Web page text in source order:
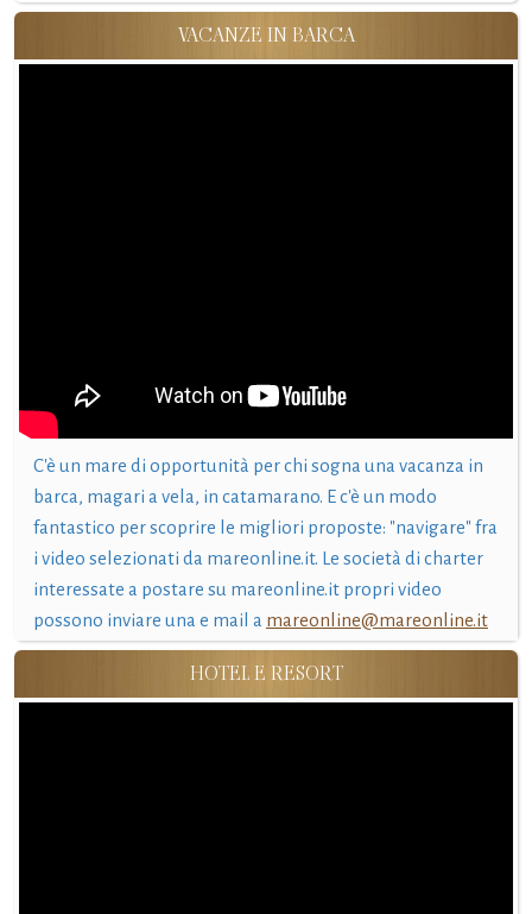
VACANZE IN BARCA
C'è un mare di opportunità per chi sogna una vacanza in
barca, magari a vela, in catamarano. E c'è un modo
fantastico per scoprire le migliori proposte: "navigare" fra
i video selezionati da mareonline.it. Le società di charter
interessate a postare su mareonline.it propri video
possono inviare una e mail a mareonline@mareonline.it
HOTEL E RESORT